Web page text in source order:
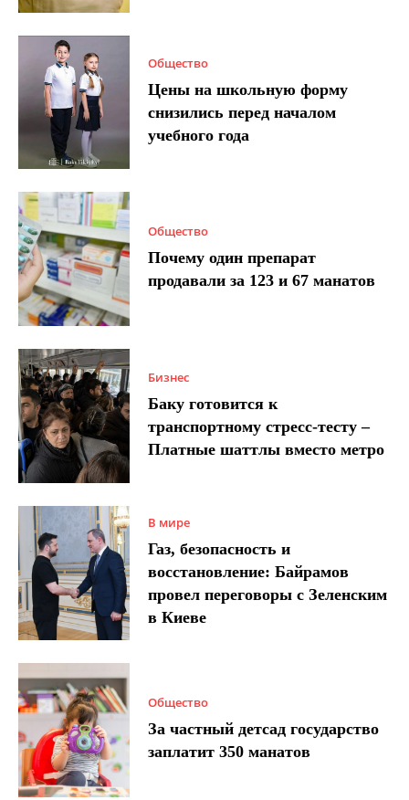
Общество
Цены на школьную форму
снизились перед началом
учебного года
Общество
Почему один препарат
продавали за 123 и 67 манатов
Бизнес
Баку готовится к
транспортному стресс-тесту –
Платные шаттлы вместо метро
В мире
Газ, безопасность и
восстановление: Байрамов
провел переговоры с Зеленским
в Киеве
Общество
За частный детсад государство
заплатит 350 манатов